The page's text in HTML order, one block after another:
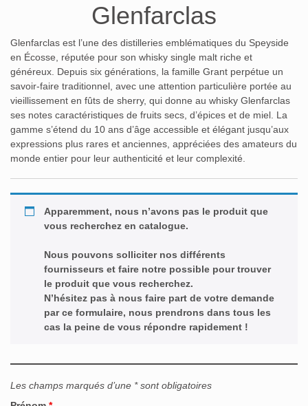
Glenfarclas
Glenfarclas est l’une des distilleries emblématiques du Speyside
en Écosse, réputée pour son whisky single malt riche et
généreux. Depuis six générations, la famille Grant perpétue un
savoir-faire traditionnel, avec une attention particulière portée au
vieillissement en fûts de sherry, qui donne au whisky Glenfarclas
ses notes caractéristiques de fruits secs, d’épices et de miel. La
gamme s’étend du 10 ans d’âge accessible et élégant jusqu’aux
expressions plus rares et anciennes, appréciées des amateurs du
monde entier pour leur authenticité et leur complexité.
Apparemment, nous n’avons pas le produit que
vous recherchez en catalogue.
Nous pouvons solliciter nos différents
fournisseurs et faire notre possible pour trouver
le produit que vous recherchez.
N’hésitez pas à nous faire part de votre demande
par ce formulaire, nous prendrons dans tous les
cas la peine de vous répondre rapidement !
Les champs marqués d’une * sont obligatoires